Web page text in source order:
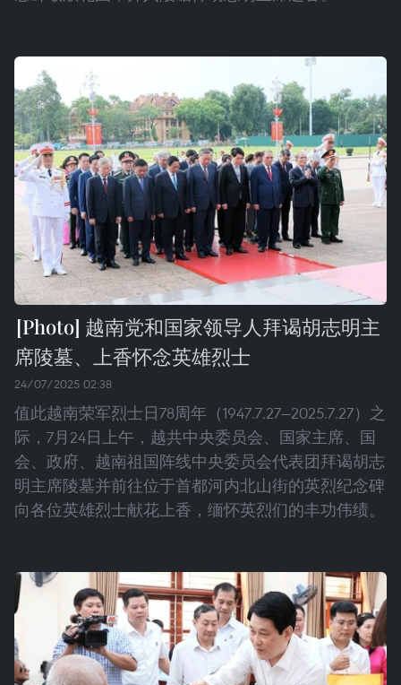
越南党和国家领导人拜谒胡志明主
席陵墓、上香怀念英雄烈士
24/07/2025 02:38
值此越南荣军烈士日78周年（1947.7.27—2025.7.27）之
际，7月24日上午，越共中央委员会、国家主席、国
会、政府、越南祖国阵线中央委员会代表团拜谒胡志
明主席陵墓并前往位于首都河内北山街的英烈纪念碑
向各位英雄烈士献花上香，缅怀英烈们的丰功伟绩。